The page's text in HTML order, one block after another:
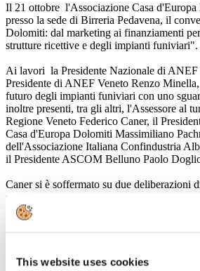
This website uses cookies
Il 21 ottobre l'Associazione Casa
presso la sede di Birreria Pedavena, il
Dolomiti: dal marketing ai finanziamenti
strutture ricettive e degli impianti funiviari".
Ai lavori la Presidente Nazionale di ANEF
Presidente di ANEF Veneto Renzo
futuro degli impianti funiviari con uno
inoltre presenti, tra gli altri, l'Assessore al
Regione Veneto Federico Caner, il
Casa d'Europa Dolomiti Massimiliano
dell'Associazione Italiana Confindustria
il Presidente ASCOM Belluno Paolo
Caner si è soffermato su due deliberazioni
sostegno dell’economia turistica della
entrambe alla concessione di contributi
innovazione, ammodernamento,
Si tratta di due linee di finanziamento che